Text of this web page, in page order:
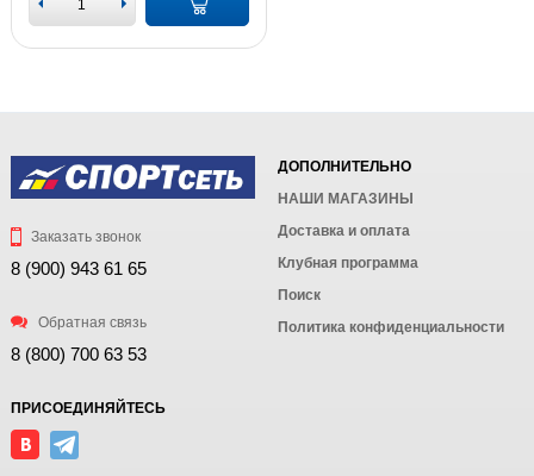
Заказать звонок
8 (900) 943 61 65
Обратная связь
8 (800) 700 63 53
ДОПОЛНИТЕЛЬНО
НАШИ МАГАЗИНЫ
Доставка и оплата
Клубная программа
Поиск
Политика конфиденциальности
ПРИСОЕДИНЯЙТЕСЬ